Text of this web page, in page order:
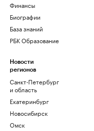
Финансы
Биографии
База знаний
РБК Образование
Новости
регионов
Санкт-Петербург
и область
Екатеринбург
Новосибирск
Омск